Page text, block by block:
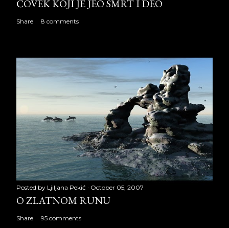
ČOVEK KOJI JE JEO SMRT I DEO
Share 8 comments
Posted by Ljiljana Pekić October 05, 2007
O ZLATNOM RUNU
Share 95 comments